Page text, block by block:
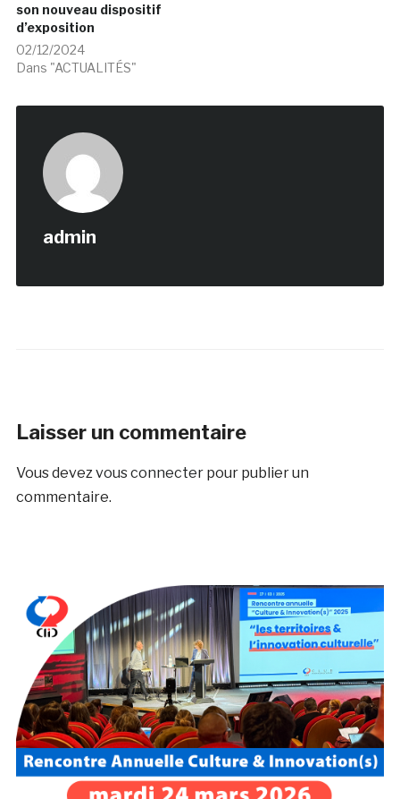
son nouveau dispositif
d’exposition
02/12/2024
Dans "ACTUALITÉS"
admin
Laisser un commentaire
Vous devez vous connecterpour publier un
commentaire.